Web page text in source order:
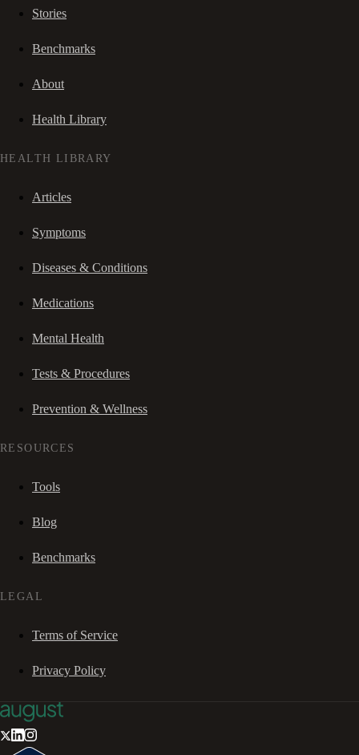
Stories
Benchmarks
About
Health Library
HEALTH LIBRARY
Articles
Symptoms
Diseases & Conditions
Medications
Mental Health
Tests & Procedures
Prevention & Wellness
RESOURCES
Tools
Blog
Benchmarks
LEGAL
Terms of Service
Privacy Policy